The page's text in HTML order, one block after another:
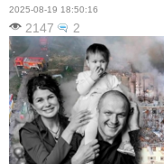
2025-08-19 18:50:16
2147 2